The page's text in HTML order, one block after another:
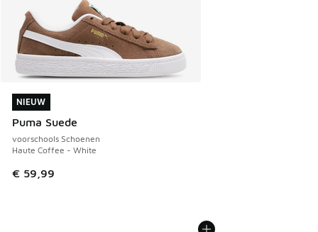
NIEUW
Puma Suede
voorschools Schoenen
Haute Coffee - White
€ 59,99
NIEUW